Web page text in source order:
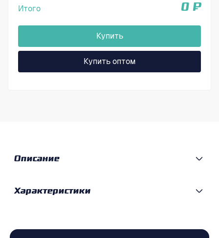
Итого 0 ₽
Купить
Купить оптом
Описание
Характеристики